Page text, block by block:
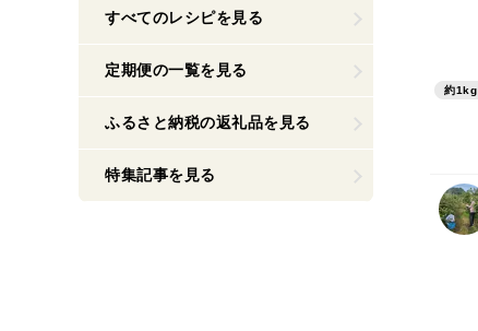
約1kg
すべてのレシピを見る
定期便の一覧を見る
ふるさと納税の返礼品を見る
特集記事を見る